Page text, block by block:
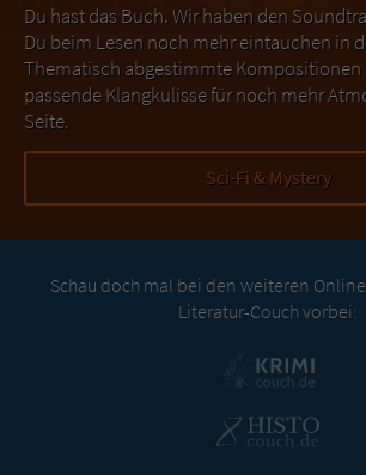
Du hast das Buch. Wir haben den
Du beim Lesen noch mehr eintauchen in
Thematisch abgestimmte Kompositionen
passende Klangkulisse für noch mehr
Seite.
Sci-Fi & Mystery
Schau doch mal bei den weiteren
Literatur-Couch vorbei: